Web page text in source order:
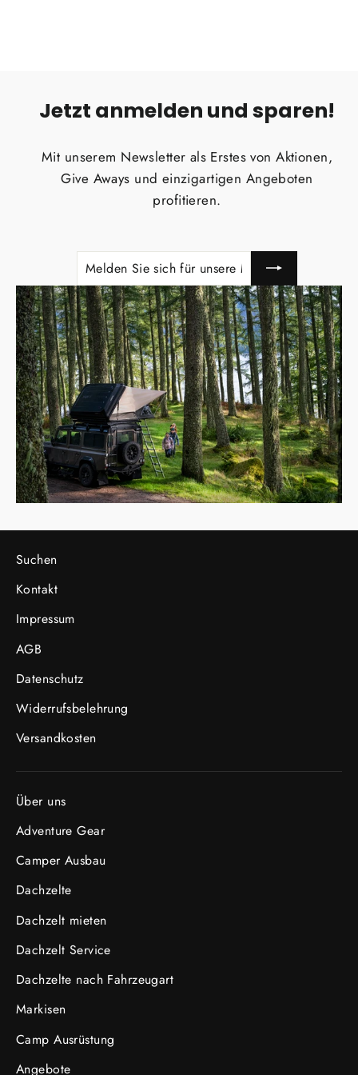
Jetzt anmelden und sparen!
Mit unserem Newsletter als Erstes von Aktionen,
Give Aways und einzigartigen Angeboten
profitieren.
MELDEN
SIE
FÜR
UNSERE
MAILINGLISTE
AN
ABONNIEREN
Suchen
Kontakt
Impressum
AGB
Datenschutz
Widerrufsbelehrung
Versandkosten
Über uns
Adventure Gear
Camper Ausbau
Dachzelte
Dachzelt mieten
Dachzelt Service
Dachzelte nach Fahrzeugart
Markisen
Camp Ausrüstung
Angebote